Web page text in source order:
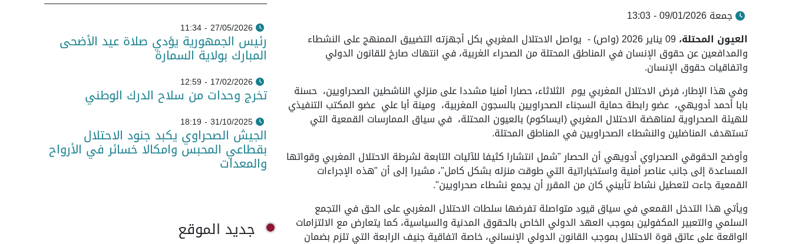
جمعة 09/01/2026 - 13:03
العيون المحتلة،
09 يناير 2026 (واص) - يواصل الاحتلال المغربي بكل أجهزته التضييق الممنهج على النشطاء
والمدافعين عن حقوق الإنسان في المناطق المحتلة من الصحراء الغربية، في انتهاك صارخ للقانون الدولي
واتفاقيات حقوق الإنسان.
وفي هذا الإطار، فرض الاحتلال المغربي يوم الثلاثاء، حصارا أمنيا مشددا على منزلي الناشطين الصحراويين، حسنة
بابا أحمد أدويهي، عضو رابطة حماية السجناء الصحراويين بالسجون المغربية، ومينة أبا علي عضو المكتب التنفيذي
للهيئة الصحراوية لمناهضة الاحتلال المغربي (ايساكوم) بالعيون المحتلة، في سياق الممارسات القمعية التي
تستهدف المناضلين والنشطاء الصحراويين في المناطق المحتلة.
وأوضح الحقوقي الصحراوي أدويهي أن الحصار "شمل انتشارا كثيفا للآليات التابعة لشرطة الاحتلال المغربي وقواتها
المساعدة إلى جانب عناصر أمنية واستخباراتية التي طوقت منزله بشكل كامل"، مشيرا إلى أن "هذه الإجراءات
القمعية جاءت لتعطيل نشاط تأبيني كان من المقرر أن يجمع نشطاء صحراويين".
ويأتي هذا التدخل القمعي في سياق قيود متواصلة تفرضها سلطات الاحتلال المغربي على الحق في التجمع
السلمي والتعبير المكفولين بموجب العهد الدولي الخاص بالحقوق المدنية والسياسية، كما يتعارض مع الالتزامات
الواقعة على عاتق قوة الاحتلال بموجب القانون الدولي الإنساني، خاصة اتفاقية جنيف الرابعة التي تلزم بضمان
27/05/2026 - 11:34
رئيس الجمهورية يؤدي صلاة عيد الأضحى
المبارك بولاية السمارة
17/02/2026 - 12:59
تخرج وحدات من سلاح الدرك الوطني
31/10/2025 - 18:19
الجيش الصحراوي يكبد جنود الاحتلال
بقطاعي المحبس وامكالا خسائر في الأرواح
والمعدات
جديد الموقع